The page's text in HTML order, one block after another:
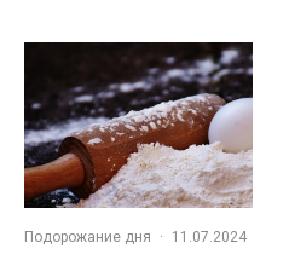
Подорожание дня · 11.07.2024